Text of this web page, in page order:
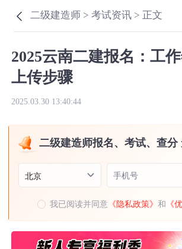
二级建造师 >考试资讯 > 正文
2025云南二建报名：工
上传步骤
2025.03.30 13:40:44
二级建造师报名、考试、查分
北京 手机号
我已阅读并同意 《隐私政策》和 《